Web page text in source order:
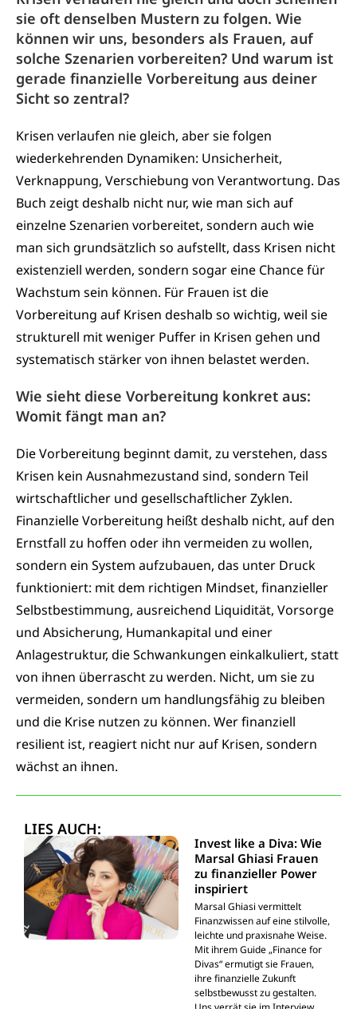
sie oft denselben Mustern zu folgen. Wie
können wir uns, besonders als Frauen, auf
solche Szenarien vorbereiten? Und warum ist
gerade finanzielle Vorbereitung aus deiner
Sicht so zentral?
Krisen verlaufen nie gleich, aber sie folgen
wiederkehrenden Dynamiken: Unsicherheit,
Verknappung, Verschiebung von Verantwortung. Das
Buch zeigt deshalb nicht nur, wie man sich auf
einzelne Szenarien vorbereitet, sondern auch wie
man sich grundsätzlich so aufstellt, dass Krisen nicht
existenziell werden, sondern sogar eine Chance für
Wachstum sein können. Für Frauen ist die
Vorbereitung auf Krisen deshalb so wichtig, weil sie
strukturell mit weniger Puffer in Krisen gehen und
systematisch stärker von ihnen belastet werden.
Wie sieht diese Vorbereitung konkret aus:
Womit fängt man an?
Die Vorbereitung beginnt damit, zu verstehen, dass
Krisen kein Ausnahmezustand sind, sondern Teil
wirtschaftlicher und gesellschaftlicher Zyklen.
Finanzielle Vorbereitung heißt deshalb nicht, auf den
Ernstfall zu hoffen oder ihn vermeiden zu wollen,
sondern ein System aufzubauen, das unter Druck
funktioniert: mit dem richtigen Mindset, finanzieller
Selbstbestimmung, ausreichend Liquidität, Vorsorge
und Absicherung, Humankapital und einer
Anlagestruktur, die Schwankungen einkalkuliert, statt
von ihnen überrascht zu werden. Nicht, um sie zu
vermeiden, sondern um handlungsfähig zu bleiben
und die Krise nutzen zu können. Wer finanziell
resilient ist, reagiert nicht nur auf Krisen, sondern
wächst an ihnen.
LIES AUCH:
Invest like a Diva: Wie
Marsal Ghiasi Frauen
zu finanzieller Power
inspiriert
Marsal Ghiasi vermittelt
Finanzwissen auf eine stilvolle,
leichte und praxisnahe Weise.
Mit ihrem Guide „Finance for
Divas“ ermutigt sie Frauen,
ihre finanzielle Zukunft
selbstbewusst zu gestalten.